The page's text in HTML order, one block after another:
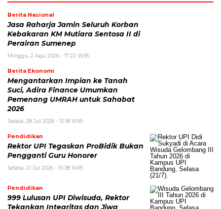
Berita Nasional
Jasa Raharja Jamin Seluruh Korban
Kebakaran KM Mutiara Sentosa II di
Perairan Sumenep
Minggu, 2 Agu 2026 - 17:22 WIB
Berita Ekonomi
Mengantarkan Impian ke Tanah
Suci, Adira Finance Umumkan
Pemenang UMRAH untuk Sahabat
2026
Selasa, 28 Jul 2026 - 15:18 WIB
Pendidikan
Rektor UPI Tegaskan ProBidik Bukan
Pengganti Guru Honorer
Selasa, 21 Jul 2026 - 15:38 WIB
Pendidikan
999 Lulusan UPI Diwisuda, Rektor
Tekankan Integritas dan Jiwa